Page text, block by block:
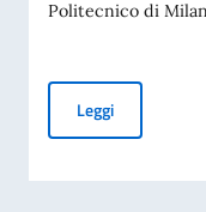
Politecnico di
LeggiAccademia